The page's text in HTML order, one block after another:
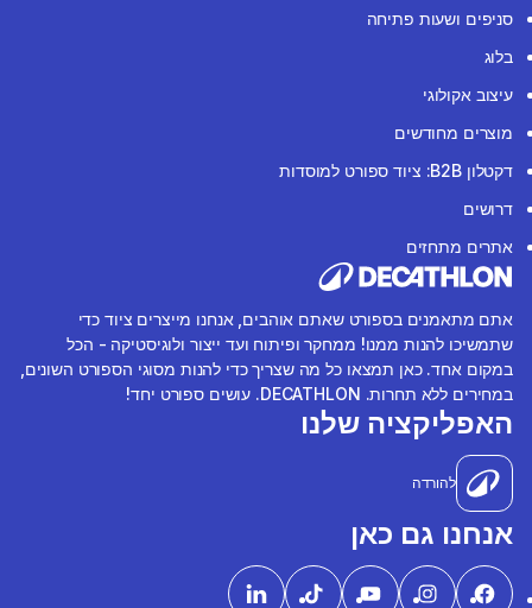
סניפים ושעות פתיחה
בלוג
עיצוב אקולוגי
מוצרים מחודשים
דקטלון B2B: ציוד ספורט למוסדות
דרושים
אתרים מתחזים
אתם מתאמנים בספורט שאתם אוהבים, אנחנו מייצרים ציוד כדי
שתמשיכו להנות ממנו! ממחקר ופיתוח ועד ייצור ולוגיסטיקה - הכל
במקום אחד. כאן תמצאו כל מה שצריך כדי להנות מסוגי הספורט השונים,
במחירים ללא תחרות. DECATHLON. עושים ספורט יחד!
האפליקציה שלנו
להורדה
אנחנו גם כאן